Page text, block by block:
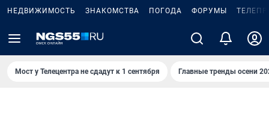
НЕДВИЖИМОСТЬ ЗНАКОМСТВА ПОГОДА ФОРУМЫ
Мост у Телецентра не сдадут к 1 сентября Главные тренды осени